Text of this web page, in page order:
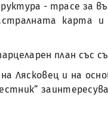
- трасе за
карта и
план със
и на